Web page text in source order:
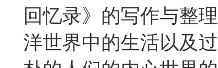
回忆录》的写作与整
洋世界中的生活以及